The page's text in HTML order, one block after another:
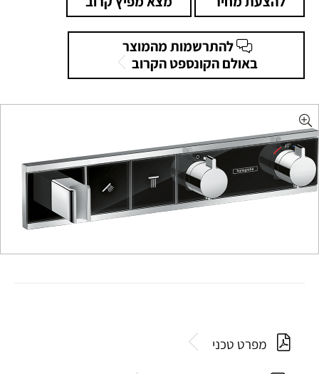
להתרשמות מהמוצר
באולם הקונספט הקרוב
מפרט טכני